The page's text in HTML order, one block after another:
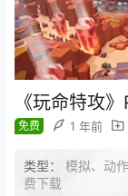
《玩命特攻
免费 1 年前
类型： 模拟、动
费下载